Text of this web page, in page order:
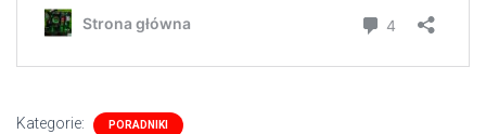
Kategorie: PORADNIKI